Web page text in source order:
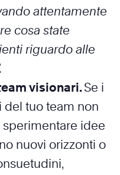
attentamente
cosa state
riguardo alle
visionari.Se i
tuo team non
idee
nuovi orizzonti o